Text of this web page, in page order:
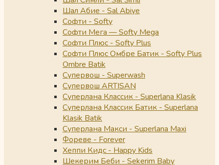
Шал Абие - Sal Abiye
Софти - Softy
Софти Мега — Softy Mega
Софти Плюс - Softy Plus
Софти Плюс Омбре Батик - Softy Plus
Ombre Batik
Супервош - Superwash
Супервош ARTISAN
Суперлана Классик - Superlana Klasik
Суперлана Классик Батик - Superlana
Klasik Batik
Суперлана Макси - Superlana Maxi
Фореве - Forever
Хеппи Кидс - Happy Kids
Шекерим Беби - Sekerim Baby